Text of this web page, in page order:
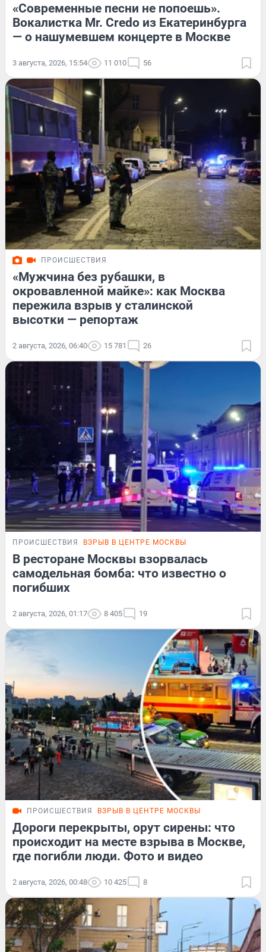
«Современные песни не попоешь».
Вокалистка Mr. Credo из Екатеринбурга
— о нашумевшем концерте в Москве
3 августа, 2026, 15:54 11 010 56
ПРОИСШЕСТВИЯ
«Мужчина без рубашки, в
окровавленной майке»: как Москва
пережила взрыв у сталинской
высотки — репортаж
2 августа, 2026, 06:40 15 781 26
ПРОИСШЕСТВИЯ ВЗРЫВ В ЦЕНТРЕ МОСКВЫ
В ресторане Москвы взорвалась
самодельная бомба: что известно о
погибших
2 августа, 2026, 01:17 8 405 19
ПРОИСШЕСТВИЯ ВЗРЫВ В ЦЕНТРЕ МОСКВЫ
Дороги перекрыты, орут сирены: что
происходит на месте взрыва в Москве,
где погибли люди. Фото и видео
2 августа, 2026, 00:48 10 425 8